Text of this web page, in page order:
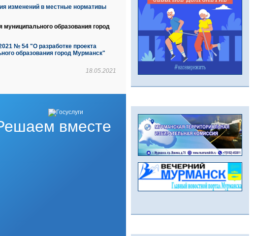
изменений в местные нормативы
образования город
№ 54 "О разработке проекта
образования город Мурманск"
18.05.2021
вместе